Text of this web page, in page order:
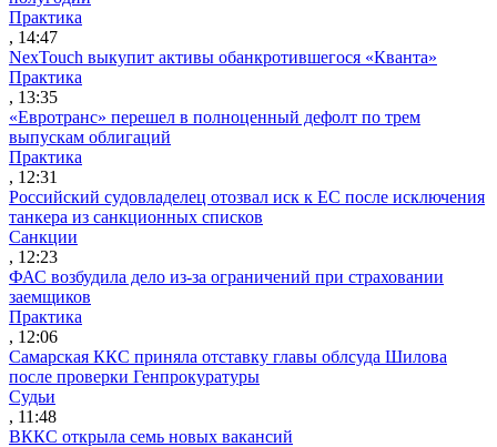
Практика
, 14:47
NexTouch выкупит активы обанкротившегося «Кванта»
Практика
, 13:35
«Евротранс» перешел в полноценный дефолт по трем
выпускам облигаций
Практика
, 12:31
Российский судовладелец отозвал иск к ЕС после исключения
танкера из санкционных списков
Санкции
, 12:23
ФАС возбудила дело из-за ограничений при страховании
заемщиков
Практика
, 12:06
Самарская ККС приняла отставку главы облсуда Шилова
после проверки Генпрокуратуры
Судьи
, 11:48
ВККС открыла семь новых вакансий